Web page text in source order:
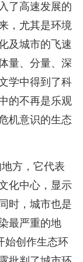
了高速发展的
，尤其是环境
及城市的飞速
量、分量、深
学中得到了科
的不再是乐观
机意识的生态
方，它代表
化中心，显示
时，城市也是
最严重的地
始创作生态环